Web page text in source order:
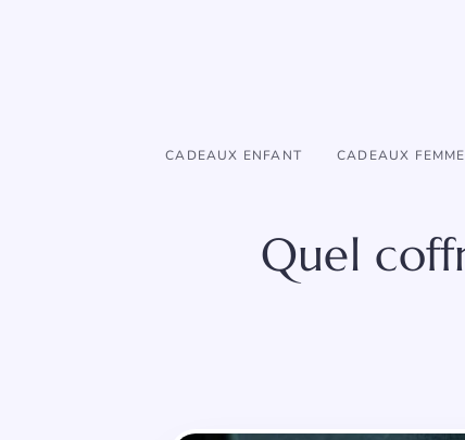
CADEAUX ENFANT CADEAUX FEMME
Quel